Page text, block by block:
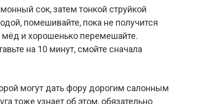
сок, затем тонкой струйкой
помешивайте, пока не получится
мёд и хорошенько перемешайте.
на 10 минут, смойте сначала
могут дать фору дорогим салонным
тоже узнает об этом, обязательно